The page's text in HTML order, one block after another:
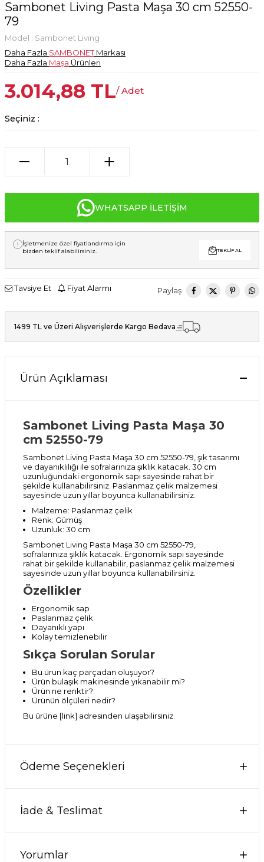
Sambonet Living Pasta Maşa 30 cm 52550-
79
Model : Sambonet Living
Daha Fazla SAMBONETMarkası
Daha Fazla Maşa Ürünleri
3.014,88 TL/ Adet
Seçiniz :
WHATSAPP İLETIŞIM
İşletmenize özel fiyatlandırma için
bizden teklif alabilirsiniz.
TEKLIF AL
Tavsiye Et Fiyat Alarmı Paylaş
1499 TL ve Üzeri Alışverişlerde Kargo Bedava
Ürün Açıklaması
Sambonet Living Pasta Maşa 30
cm 52550-79
Sambonet Living Pasta Maşa 30 cm 52550-79, şık tasarımı
ve dayanıklılığı ile sofralarınıza şıklık katacak. 30 cm
uzunluğundaki ergonomik sapı sayesinde rahat bir
şekilde kullanabilirsiniz. Paslanmaz çelik malzemesi
sayesinde uzun yıllar boyunca kullanabilirsiniz.
Malzeme: Paslanmaz çelik
Renk: Gümüş
Uzunluk: 30 cm
Sambonet Living Pasta Maşa 30 cm 52550-79,
sofralarınıza şıklık katacak. Ergonomik sapı sayesinde
rahat bir şekilde kullanabilir, paslanmaz çelik malzemesi
sayesinde uzun yıllar boyunca kullanabilirsiniz.
Özellikler
Ergonomik sap
Paslanmaz çelik
Dayanıklı yapı
Kolay temizlenebilir
Sıkça Sorulan Sorular
Bu ürün kaç parçadan oluşuyor?
Ürün bulaşık makinesinde yıkanabilir mi?
Ürün ne renktir?
Ürünün ölçüleri nedir?
Bu ürüne [link] adresinden ulaşabilirsiniz.
Ödeme Seçenekleri
İade & Teslimat
Yorumlar